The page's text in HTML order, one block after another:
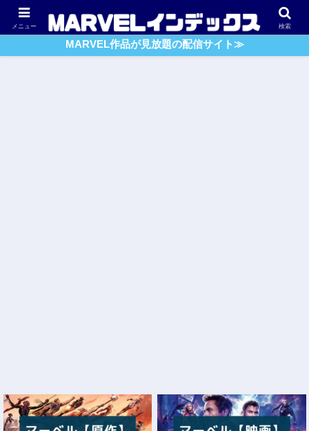
アベンジャーズ スパイダーマン ガーディアンズ・O・G
MARVEL作品が見放題の配信サイト≫
メニュー 検索